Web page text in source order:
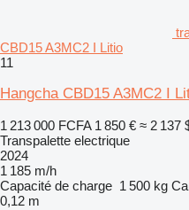
CBD15 A3MC2 I Litio
11
Hangcha CBD15 A3MC2 I
1 213 000 FCFA 1 850 € ≈ 2 137
Transpalette electrique
2024
1 185 m/h
Capacité de charge 1 500 kg
0,12 m